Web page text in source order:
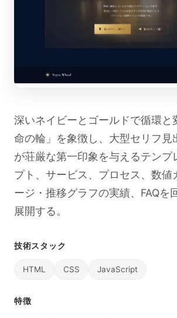
深いネイビーとゴールドで循環と
命の輪」を象徴し、大型セリフ見
が荘厳な第一印象を与えるテンプ
プト、サービス、プロセス、数値
ージ・推移グラフの実績、FAQを
展開する。
技術スタック
HTML CSS JavaScript
特徴